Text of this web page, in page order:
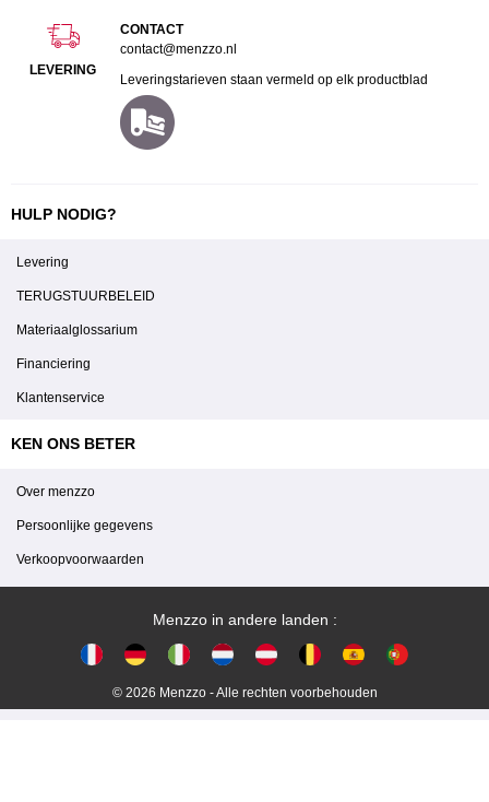
LEVERING
CONTACT
contact@menzzo.nl
Leveringstarieven staan vermeld op elk productblad
HULP NODIG?
Levering
TERUGSTUURBELEID
Materiaalglossarium
Financiering
Klantenservice
KEN ONS BETER
Over menzzo
Persoonlijke gegevens
Verkoopvoorwaarden
Menzzo in andere landen :
© 2026 Menzzo - Alle rechten voorbehouden